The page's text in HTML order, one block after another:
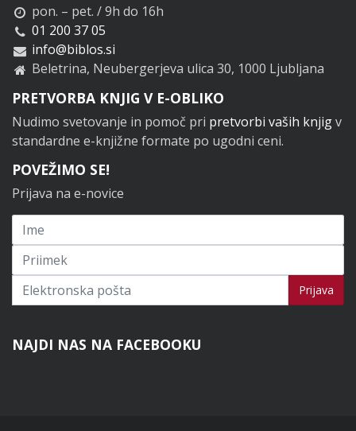
pon. – pet. / 9h do 16h
01 200 37 05
info@biblos.si
Beletrina, Neubergerjeva ulica 30, 1000 Ljubljana
PRETVORBA KNJIG V E-OBLIKO
Nudimo svetovanje in pomoč pri pretvorbi vaših knjigv
standardne e-knjižne formate po ugodni ceni.
POVEŽIMO SE!
Prijava na e-novice
Prijavi se na novice Prijava
NAJDI NAS NA FACEBOOKU